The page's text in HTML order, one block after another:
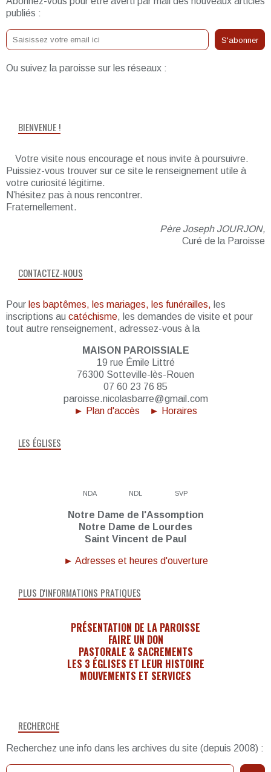
publiés :
Ou suivez la paroisse sur les réseaux :
RECHERCHE
Recherchez une info dans les archives du site (depuis 2008) :
BIENVENUE !
Votre visite nous encourage et nous invite à poursuivre.
Puissiez-vous trouver sur ce site le renseignement utile à
votre curiosité légitime.
N’hésitez pas à nous rencontrer.
Fraternellement.
Père Joseph JOURJON,
Curé de la Paroisse
CONTACTEZ-NOUS
Pour les baptêmes, les mariages, les funérailles, les
inscriptions au catéchisme, les demandes de visite et pour
tout autre renseignement, adressez-vous à la
MAISON PAROISSIALE
19 rue Émile Littré
76300 Sotteville-lès-Rouen
07 60 23 76 85
paroisse.nicolasbarre@gmail.com
► Plan d'accès
► Horaires
LES ÉGLISES
NDA NDL SVP
Notre Dame de l'Assomption
Notre Dame de Lourdes
Saint Vincent de Paul
► Adresses et heures d'ouverture
PLUS D'INFORMATIONS PRATIQUES
PRÉSENTATION DE LA PAROISSE
FAIRE UN DON
PASTORALE & SACREMENTS
LES 3 ÉGLISES ET LEUR HISTOIRE
MOUVEMENTS ET SERVICES